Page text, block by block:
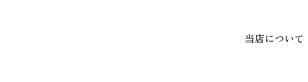
当店について